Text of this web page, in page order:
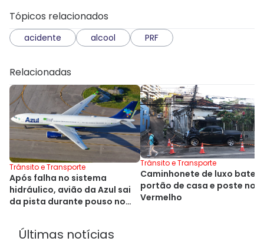
Tópicos relacionados
acidente alcool PRF
Relacionadas
Trânsito e Transporte
Após falha no sistema
hidráulico, avião da Azul sai
da pista durante pouso no
Trânsito e Transporte
Caminhonete de luxo bate
portão de casa e poste no
Vermelho
Últimas notícias